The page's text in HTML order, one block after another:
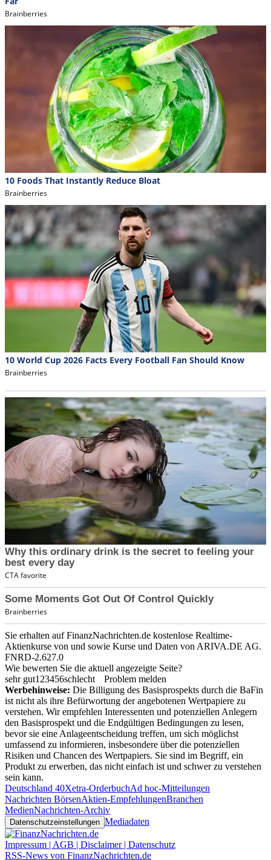
Sie erhalten auf FinanzNachrichten.de kostenlose Realtime-
Aktienkurse von und sowie Kurse und Daten vonARIVA.DE AG.
FNRD-2.627.0
Wie bewerten Sie die aktuell angezeigte Seite?
sehr gut123456schlecht
Problem melden
Werbehinweise: Die Billigung des Basisprospekts durch die BaFin
ist nicht als ihre Befürwortung der angebotenen Wertpapiere zu
verstehen. Wir empfehlen Interessenten und potenziellen Anlegern
den Basisprospekt und die Endgültigen Bedingungen zu lesen,
bevor sie eine Anlageentscheidung treffen, um sich möglichst
umfassend zu informieren, insbesondere über die potenziellen
Risiken und Chancen des Wertpapiers. Sie sind im Begriff, ein
Produkt zu erwerben, das nicht einfach ist und schwer zu verstehen
sein kann.
Deutschland 40Xetra-OrderbuchAd hoc-Mitteilungen
Nachrichten BörsenAktien-EmpfehlungenBranchen
MedienNachrichten-Archiv
Datenschutzeinstellungen Mediadaten
Impressum | AGB | Disclaimer | Datenschutz
RSS-News von FinanzNachrichten.de